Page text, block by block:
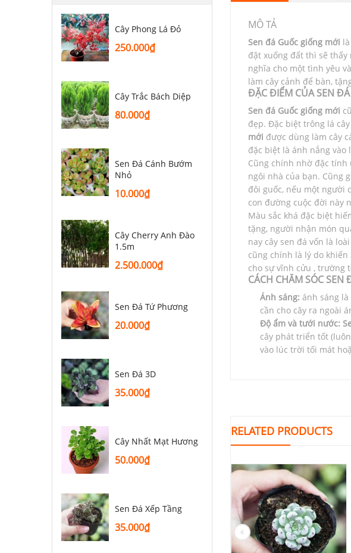
Cây Phong Lá Đỏ
250.000₫
Cây Trắc Bách Diệp
80.000₫
Sen Đá Cánh Bướm
Nhỏ
10.000₫
Cây Cherry Anh Đào
1.5m
2.500.000₫
Sen Đá Tứ Phương
20.000₫
Sen Đá 3D
35.000₫
Cây Nhất Mạt Hương
50.000₫
Sen Đá Xếp Tầng
35.000₫
MÔ TẢ
Sen đá Guốc giống mới
đặt xuống đất thì sẽ thấy
nghĩa cho một tình yêu
làm cây cảnh để bàn,
ĐẶC ĐIỂM CỦA SEN
Sen đá Guốc giống mới
đẹp. Đặc biệt trông lá
mới được dùng làm cây
đặc biệt là ánh nắng
Cũng chính nhờ đặc tính
ngôi nhà của bạn. Cũng
đôi guốc, nếu một người
con đường cuộc đời này
Màu sắc khá đặc biệt
tặng, người nhận món
nay cây sen đá vốn là
cũng chính là lý do khiến
cho sự vĩnh cửu , trường
CÁCH CHĂM SÓC
Ánh sáng: ánh sáng
cần cho cây ra ngoài
Độ ẩm và tưới nước:
cây phát triển tốt
vào lúc trời tối mát
RELATED PRODUCTS